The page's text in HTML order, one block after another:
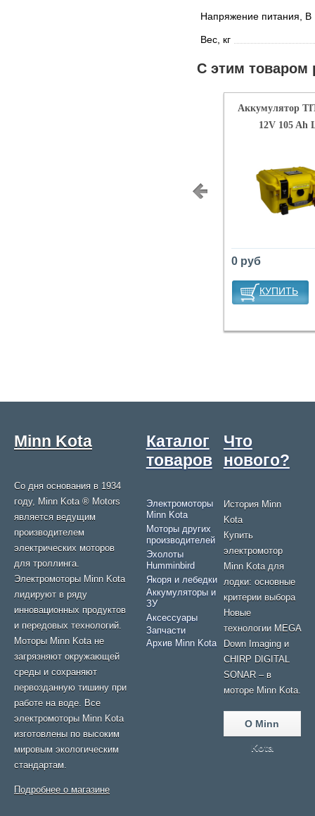
Напряжение питания, В
Вес, кг
С этим товаром
Аккумулятор
12V 105 Ah
0 руб
КУПИТЬ
Minn Kota
Со дня основания в 1934
году, Minn Kota ® Motors
является ведущим
производителем
электрических моторов
для троллинга.
Электромоторы Minn Kota
лидируют в ряду
инновационных продуктов
и передовых технологий.
Моторы Minn Kota не
загрязняют окружающей
среды и сохраняют
первозданную тишину при
работе на воде. Все
электромоторы Minn Kota
изготовлены по высоким
мировым экологическим
стандартам.
Подробнее о магазине
Что
нового?
История Minn
Kota
Купить
электромотор
Minn Kota для
лодки: основные
критерии выбора
Новые
технологии MEGA
Down Imaging и
CHIRP DIGITAL
SONAR – в
моторе Minn Kota.
О Minn
Kota
Каталог
товаров
Электромоторы
Minn Kota
Моторы других
производителей
Эхолоты
Humminbird
Якоря и лебедки
Аккумуляторы и
ЗУ
Аксессуары
Запчасти
Архив Minn Kota